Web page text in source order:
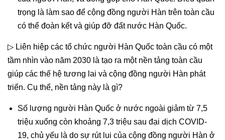
trọng là làm sao để cộng đồng người Hàn trên toàn cầu
có thể đoàn kết và giúp đỡ đất nước Hàn Quốc.
▷ Liên hiệp các tổ chức người Hàn Quốc toàn cầu có một
tầm nhìn vào năm 2030 là tạo ra một nền tảng toàn cầu
giúp các thế hệ tương lai và cộng đồng người Hàn phát
triển. Cụ thể, nền tảng này là gì?
Số lượng người Hàn Quốc ở nước ngoài giảm từ 7,5
triệu xuống còn khoảng 7,3 triệu sau đại dịch COVID-
19, chủ yếu là do sự rút lui của cộng đồng người Hàn ở